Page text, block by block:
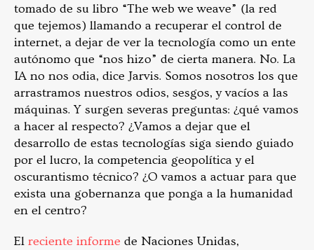
tomado de su libro “The web we weave” (la red
que tejemos) llamando a recuperar el control de
internet, a dejar de ver la tecnología como un ente
autónomo que “nos hizo” de cierta manera. No. La
IA no nos odia, dice Jarvis. Somos nosotros los que
arrastramos nuestros odios, sesgos, y vacíos a las
máquinas. Y surgen severas preguntas: ¿qué vamos
a hacer al respecto? ¿Vamos a dejar que el
desarrollo de estas tecnologías siga siendo guiado
por el lucro, la competencia geopolítica y el
oscurantismo técnico? ¿O vamos a actuar para que
exista una gobernanza que ponga a la humanidad
en el centro?
El reciente informe de Naciones Unidas,